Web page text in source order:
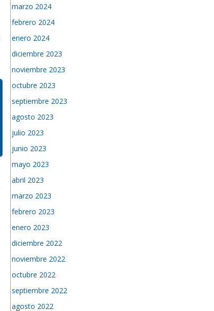
marzo 2024
febrero 2024
enero 2024
diciembre 2023
noviembre 2023
octubre 2023
septiembre 2023
agosto 2023
julio 2023
junio 2023
mayo 2023
abril 2023
marzo 2023
febrero 2023
enero 2023
diciembre 2022
noviembre 2022
octubre 2022
septiembre 2022
agosto 2022